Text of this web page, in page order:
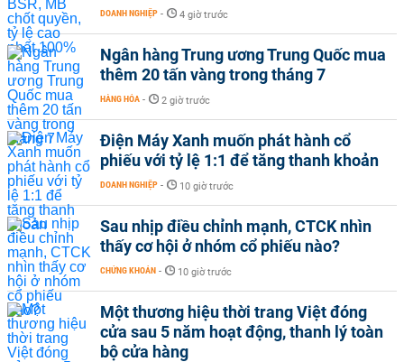
DOANH NGHIỆP - 4 giờ trước
Ngân hàng Trung ương Trung Quốc mua
thêm 20 tấn vàng trong tháng 7
HÀNG HÓA - 2 giờ trước
Điện Máy Xanh muốn phát hành cổ
phiếu với tỷ lệ 1:1 để tăng thanh khoản
DOANH NGHIỆP - 10 giờ trước
Sau nhịp điều chỉnh mạnh, CTCK nhìn
thấy cơ hội ở nhóm cổ phiếu nào?
CHỨNG KHOÁN - 10 giờ trước
Một thương hiệu thời trang Việt đóng
cửa sau 5 năm hoạt động, thanh lý toàn
bộ cửa hàng